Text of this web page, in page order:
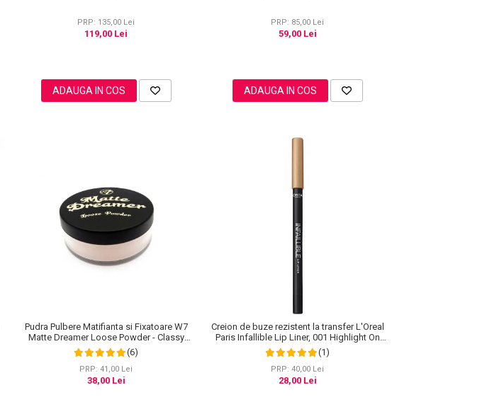
PRP: 135,00 Lei
119,00 Lei
ADAUGA IN COS
PRP: 85,00 Lei
59,00 Lei
ADAUGA IN COS
Pudra Pulbere Matifianta si Fixatoare W7
Matte Dreamer Loose Powder - Classy
Cameo, 20g(6)
PRP: 41,00 Lei
38,00 Lei
Creion de buze rezistent la transfer L'Oreal
Paris Infallible Lip Liner, 001 Highlight On
Point
(1)
PRP: 40,00 Lei
28,00 Lei